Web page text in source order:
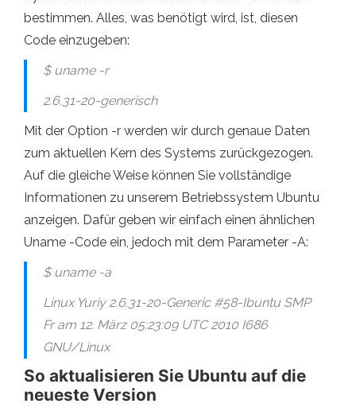
bestimmen. Alles, was benötigt wird, ist, diesen
Code einzugeben:
$ uname -r
2.6.31-20-generisch
Mit der Option -r werden wir durch genaue Daten
zum aktuellen Kern des Systems zurückgezogen.
Auf die gleiche Weise können Sie vollständige
Informationen zu unserem Betriebssystem Ubuntu
anzeigen. Dafür geben wir einfach einen ähnlichen
Uname -Code ein, jedoch mit dem Parameter -A:
$ uname -a
Linux Yuriy 2.6.31-20-Generic #58-Ibuntu SMP
Fr am 12. März 05:23:09 UTC 2010 I686
GNU/Linux
So aktualisieren Sie Ubuntu auf die
neueste Version